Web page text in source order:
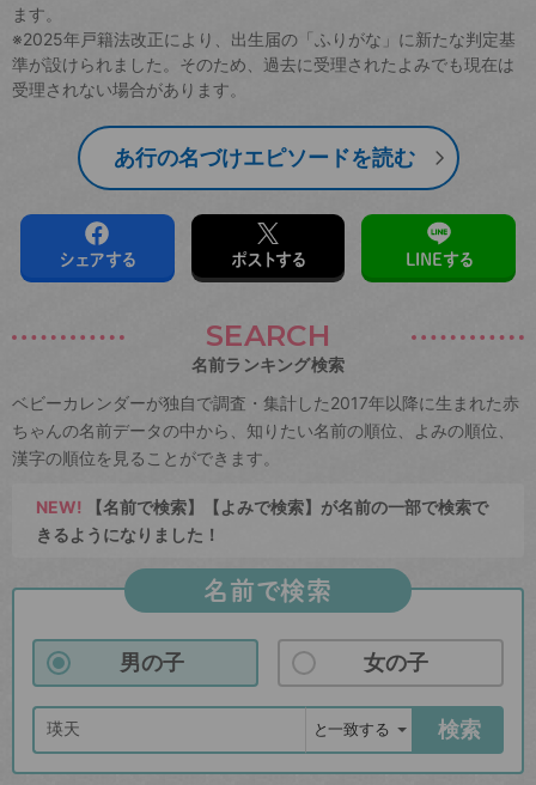
ます。
※2025年戸籍法改正により、出生届の「ふりがな」に新たな判定基
準が設けられました。そのため、過去に受理されたよみでも現在は
受理されない場合があります。
あ行の名づけエピソードを読む
シェアする ポストする LINEする
SEARCH
名前ランキング検索
ベビーカレンダーが独自で調査・集計した2017年以降に生まれた赤
ちゃんの名前データの中から、知りたい名前の順位、よみの順位、
漢字の順位を見ることができます。
NEW! 【名前で検索】【よみで検索】が名前の一部で検索で
きるようになりました！
名前で検索
男の子 女の子
検索